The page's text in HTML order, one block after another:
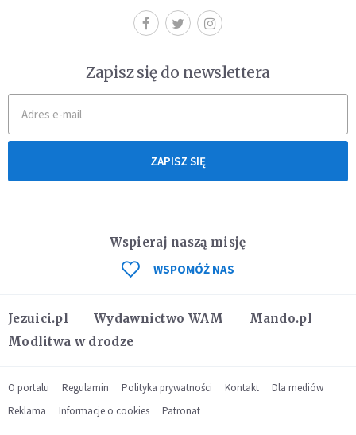
Zapisz się do newslettera
ZAPISZ SIĘ
Jezuici.pl Wydawnictwo WAM
Mando.pl
Modlitwa w drodze
Wspieraj naszą misję
WSPOMÓŻ NAS
O portalu Regulamin Polityka prywatności Kontakt
Dla mediów
Reklama
Informacje o cookies Patronat